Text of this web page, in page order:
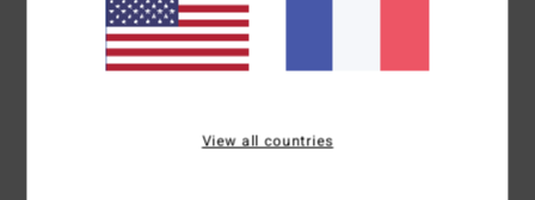
élasthanne
Traçabilité du produit (Loi Agec)
Livraison & RetoursView all countries